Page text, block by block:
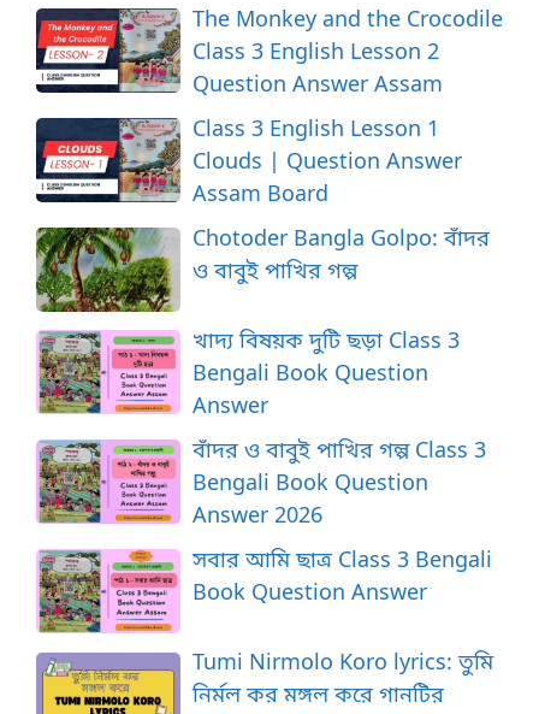
The Monkey and the Crocodile
Class 3 English Lesson 2
Question Answer Assam
Class 3 English Lesson 1
Clouds | Question Answer
Assam Board
Chotoder Bangla Golpo: বাঁদর
ও বাবুই পাখির গল্প
খাদ্য বিষয়ক দুটি ছড়া Class 3
Bengali Book Question
Answer
বাঁদর ও বাবুই পাখির গল্প Class 3
Bengali Book Question
Answer 2026
সবার আমি ছাত্র Class 3 Bengali
Book Question Answer
Tumi Nirmolo Koro lyrics: তুমি
নির্মল কর মঙ্গল করে গানটির